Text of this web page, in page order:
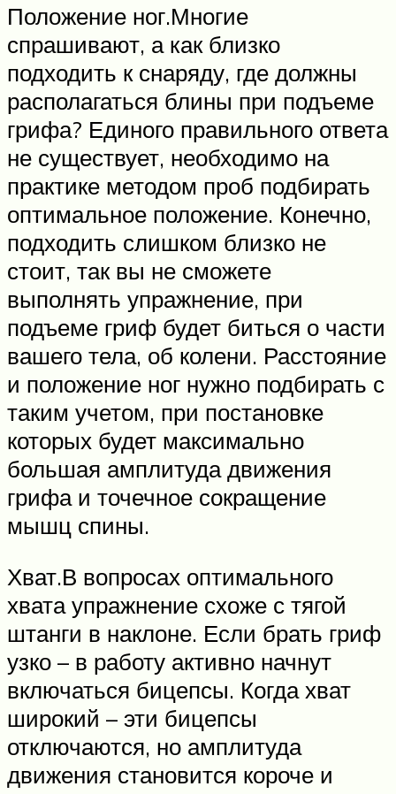
Положение ног.Многие
спрашивают, а как близко
подходить к снаряду, где должны
располагаться блины при подъеме
грифа? Единого правильного ответа
не существует, необходимо на
практике методом проб подбирать
оптимальное положение. Конечно,
подходить слишком близко не
стоит, так вы не сможете
выполнять упражнение, при
подъеме гриф будет биться о части
вашего тела, об колени. Расстояние
и положение ног нужно подбирать с
таким учетом, при постановке
которых будет максимально
большая амплитуда движения
грифа и точечное сокращение
мышц спины.
Хват.В вопросах оптимального
хвата упражнение схоже с тягой
штанги в наклоне. Если брать гриф
узко – в работу активно начнут
включаться бицепсы. Когда хват
широкий – эти бицепсы
отключаются, но амплитуда
движения становится короче и